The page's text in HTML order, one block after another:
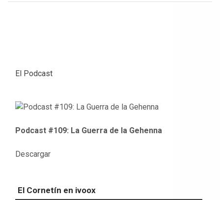
El Podcast
Podcast #109: La Guerra de la Gehenna
Descargar
El Cornetín en ivoox